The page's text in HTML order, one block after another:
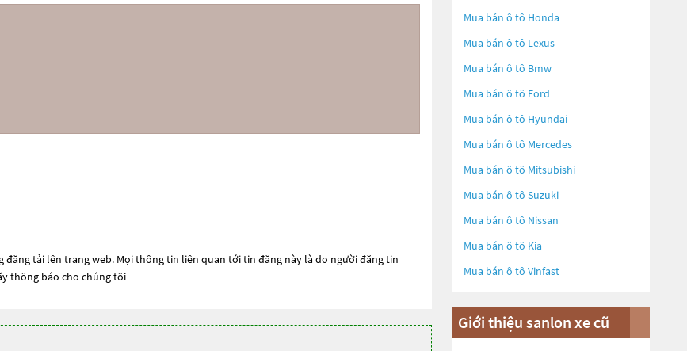
đăng tải lên trang web. Mọi thông tin liên quan tới tin đăng này là do người đăng tin
thông báo cho chúng tôi
Mua bán ô tô Honda
Mua bán ô tô Lexus
Mua bán ô tô Bmw
Mua bán ô tô Ford
Mua bán ô tô Hyundai
Mua bán ô tô Mercedes
Mua bán ô tô Mitsubishi
Mua bán ô tô Suzuki
Mua bán ô tô Nissan
Mua bán ô tô Kia
Mua bán ô tô Vinfast
Giới thiệu sanlon xe cũ